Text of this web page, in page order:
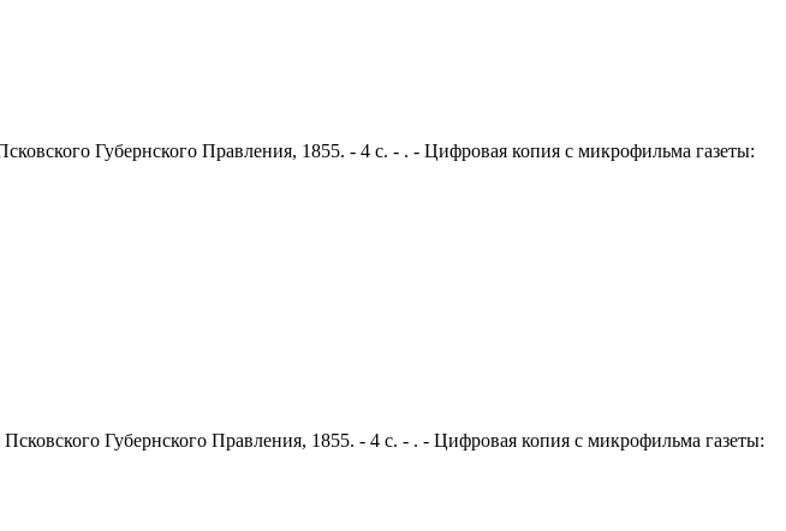
Губернского Правления, 1855. - 4 с. - . - Цифровая копия с микрофильма газеты:
Губернского Правления, 1855. - 4 с. - . - Цифровая копия с микрофильма газеты: